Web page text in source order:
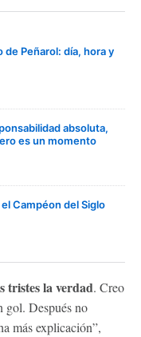
Peñarol: día, hora y
absoluta,
es un momento
Campéon del Siglo
tristes la verdad. Creo
gol. Después no
más explicación”,